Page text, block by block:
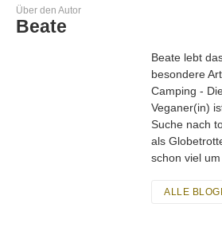
Über den Autor
Beate
Beate lebt
besondere
Camping -
Veganer(in)
Suche nach
als
schon viel
ALLE